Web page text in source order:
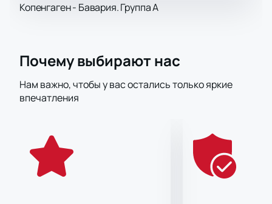
Копенгаген - Бавария. Группа A
Почему выбирают нас
Нам важно, чтобы у вас остались только яркие
впечатления